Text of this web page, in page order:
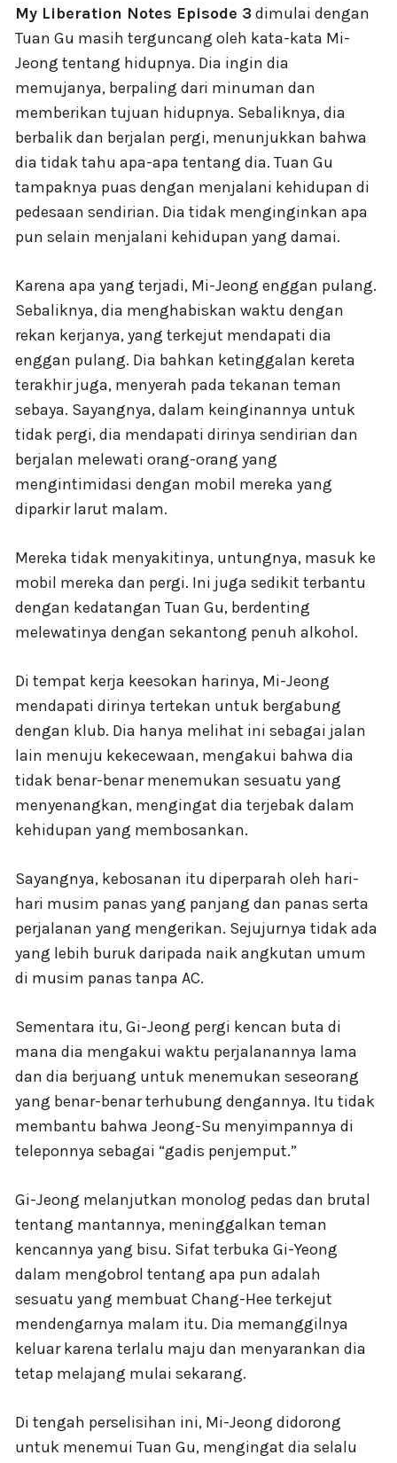
My Liberation Notes Episode 3 dimulai dengan
Tuan Gu masih terguncang oleh kata-kata Mi-
Jeong tentang hidupnya. Dia ingin dia
memujanya, berpaling dari minuman dan
memberikan tujuan hidupnya. Sebaliknya, dia
berbalik dan berjalan pergi, menunjukkan bahwa
dia tidak tahu apa-apa tentang dia. Tuan Gu
tampaknya puas dengan menjalani kehidupan di
pedesaan sendirian. Dia tidak menginginkan apa
pun selain menjalani kehidupan yang damai.
Karena apa yang terjadi, Mi-Jeong enggan pulang.
Sebaliknya, dia menghabiskan waktu dengan
rekan kerjanya, yang terkejut mendapati dia
enggan pulang. Dia bahkan ketinggalan kereta
terakhir juga, menyerah pada tekanan teman
sebaya. Sayangnya, dalam keinginannya untuk
tidak pergi, dia mendapati dirinya sendirian dan
berjalan melewati orang-orang yang
mengintimidasi dengan mobil mereka yang
diparkir larut malam.
Mereka tidak menyakitinya, untungnya, masuk ke
mobil mereka dan pergi. Ini juga sedikit terbantu
dengan kedatangan Tuan Gu, berdenting
melewatinya dengan sekantong penuh alkohol.
Di tempat kerja keesokan harinya, Mi-Jeong
mendapati dirinya tertekan untuk bergabung
dengan klub. Dia hanya melihat ini sebagai jalan
lain menuju kekecewaan, mengakui bahwa dia
tidak benar-benar menemukan sesuatu yang
menyenangkan, mengingat dia terjebak dalam
kehidupan yang membosankan.
Sayangnya, kebosanan itu diperparah oleh hari-
hari musim panas yang panjang dan panas serta
perjalanan yang mengerikan. Sejujurnya tidak ada
yang lebih buruk daripada naik angkutan umum
di musim panas tanpa AC.
Sementara itu, Gi-Jeong pergi kencan buta di
mana dia mengakui waktu perjalanannya lama
dan dia berjuang untuk menemukan seseorang
yang benar-benar terhubung dengannya. Itu tidak
membantu bahwa Jeong-Su menyimpannya di
teleponnya sebagai “gadis penjemput.”
Gi-Jeong melanjutkan monolog pedas dan brutal
tentang mantannya, meninggalkan teman
kencannya yang bisu. Sifat terbuka Gi-Yeong
dalam mengobrol tentang apa pun adalah
sesuatu yang membuat Chang-Hee terkejut
mendengarnya malam itu. Dia memanggilnya
keluar karena terlalu maju dan menyarankan dia
tetap melajang mulai sekarang.
Di tengah perselisihan ini, Mi-Jeong didorong
untuk menemui Tuan Gu, mengingat dia selalu